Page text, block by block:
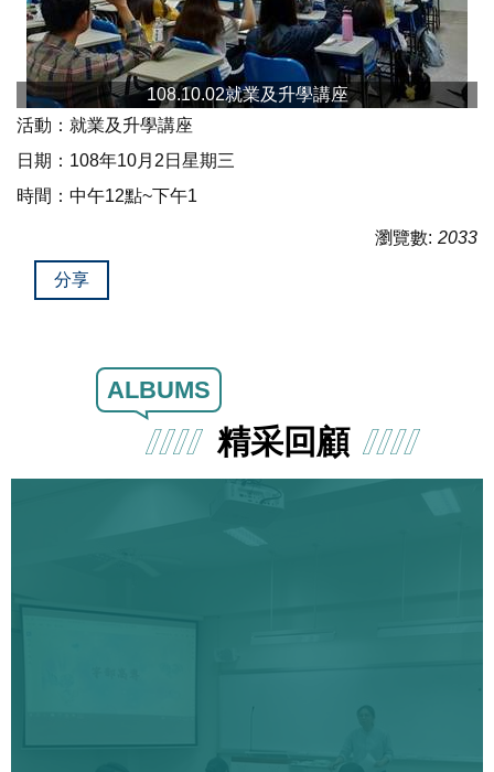
108.10.02就業及升學講座
活動：就業及升學講座
日期：108年10月2日星期三
時間：中午12點~下午1
瀏覽數: 2033
分享
精采回顧
ALBUMS